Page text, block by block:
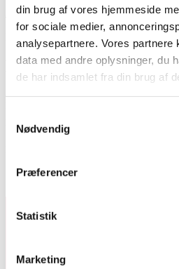
din brug af vores hjemmeside
for sociale medier,
analysepartnere. Vores partnere
data med andre oplysninger, du
de har indsamlet fra din brug af
Nødvendig
Præferencer
Statistik
Marketing
Ringe
Aalborg DKK 1.300
Momsvare
Beskrivelse
perlediam. 9,5 mm. Ringstr. 52. Vægt ca.